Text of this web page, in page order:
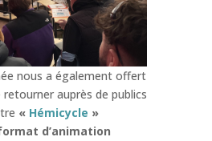
nous a également offert
auprès de publics
« Hémicycle »
d’animation